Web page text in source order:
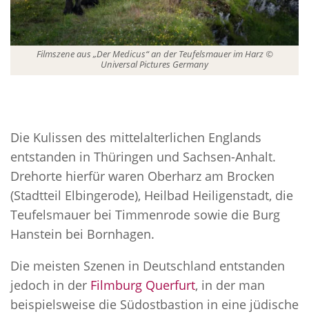
Filmszene aus „Der Medicus“ an der Teufelsmauer im Harz ©
Universal Pictures Germany
Die Kulissen des mittelalterlichen Englands
entstanden in Thüringen und Sachsen-Anhalt.
Drehorte hierfür waren Oberharz am Brocken
(Stadtteil Elbingerode), Heilbad Heiligenstadt, die
Teufelsmauer bei Timmenrode sowie die Burg
Hanstein bei Bornhagen.
Die meisten Szenen in Deutschland entstanden
jedoch in der Filmburg Querfurt, in der man
beispielsweise die Südostbastion in eine jüdische